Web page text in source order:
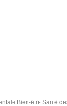
Bien-être Santé